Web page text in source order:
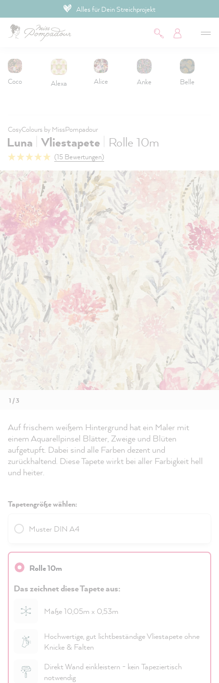
Alles für Dein Streichprojekt
Coco Alexa Alice Anke Belle
CosyColours by MissPompadour
Luna Vliestapete Rolle 10m
(15 Bewertungen)
1 / 3
Auf frischem weißem Hintergrund hat ein Maler mit
einem Aquarellpinsel Blätter, Zweige und Blüten
aufgetupft. Dabei sind alle Farben dezent und
zurückhaltend. Diese Tapete wirkt bei aller Farbigkeit hell
und heiter.
Tapetengröße wählen:
Muster DIN A4
Rolle 10m
Das zeichnet diese Tapete aus:
Maße 10,05m x 0,53m
Hochwertige, gut lichtbeständige Vliestapete ohne
Knicke & Falten
Direkt Wand einkleistern - kein Tapeziertisch
notwendig